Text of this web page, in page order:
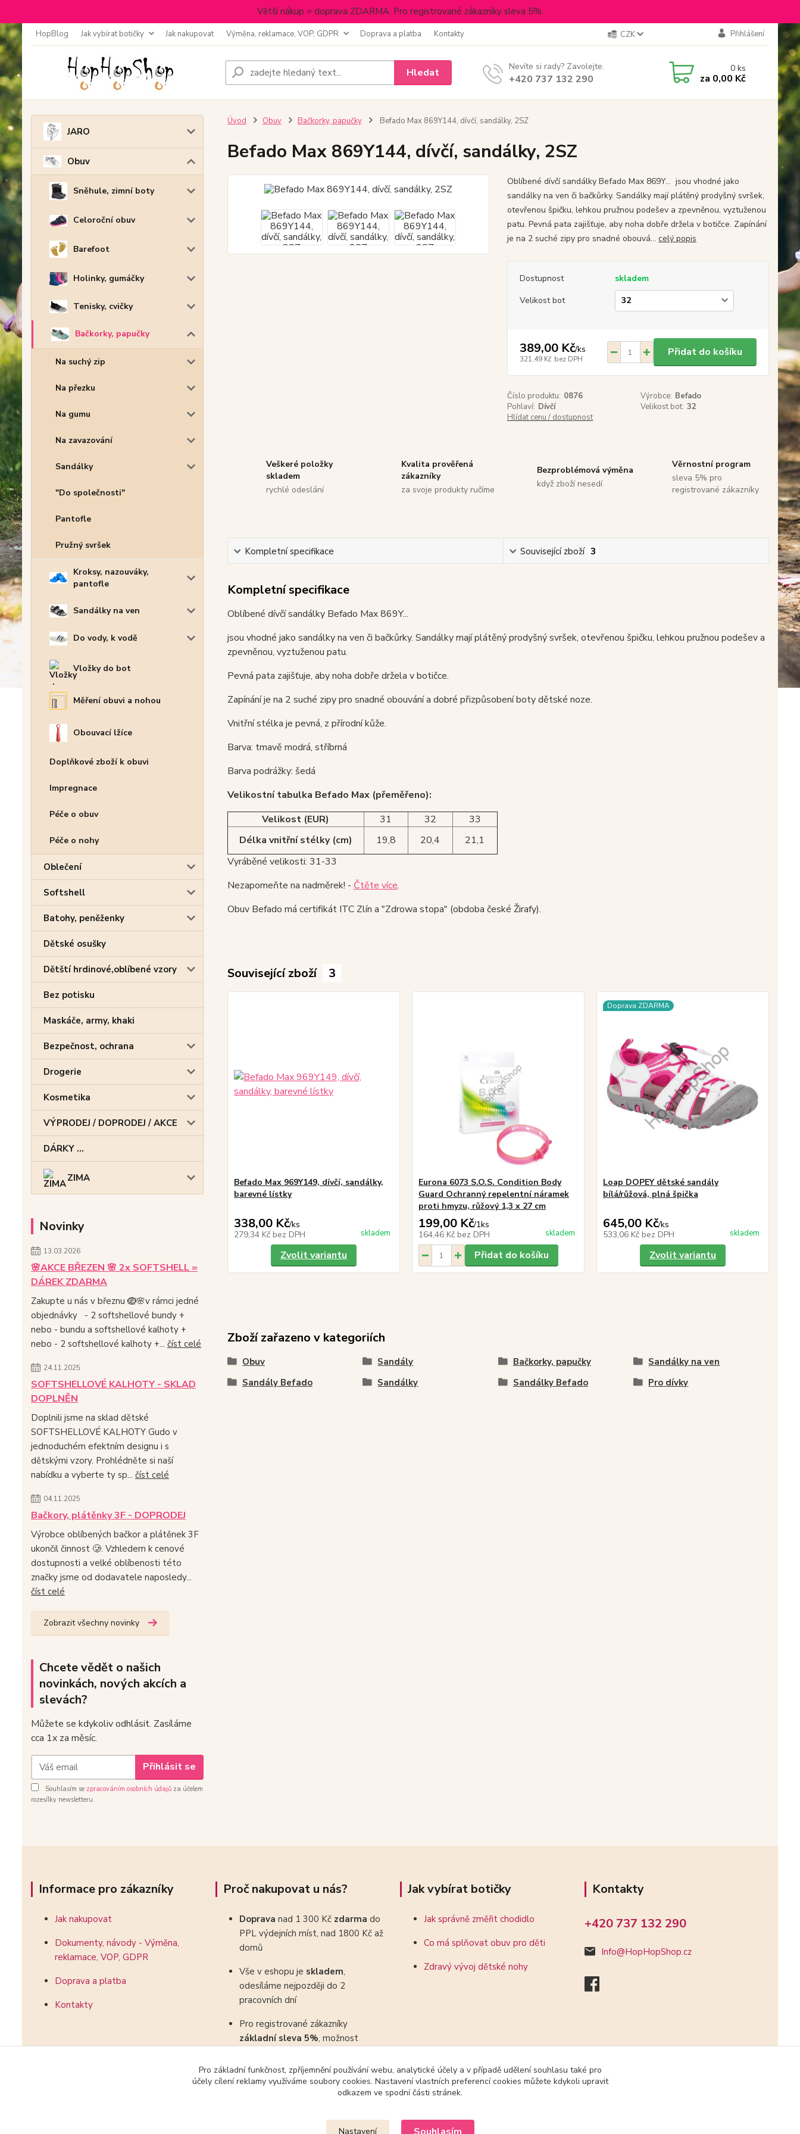
Větší nákup = doprava ZDARMA. Pro registrované zákazníky sleva 5%.
HopBlog Jak vybírat botičky Jak nakupovat Výměna, reklamace, VOP, GDPR Doprava a platba Kontakty CZK Přihlášení
Hledat Nevíte si rady? Zavolejte.
+420 737 132 290
0ks
za 0,00 Kč
JARO
Obuv
Sněhule, zimní boty
Celoroční obuv
Barefoot
Holinky, gumáčky
Tenisky, cvičky
Bačkorky, papučky
Na suchý zip
Na přezku
Na gumu
Na zavazování
Sandálky
"Do společnosti"
Pantofle
Pružný svršek
Kroksy, nazouváky,
pantofle
Sandálky na ven
Do vody, k vodě
Vložky do bot
Měření obuvi a nohou
Obouvací lžíce
Doplňkové zboží k obuvi
Impregnace
Péče o obuv
Péče o nohy
Oblečení
Softshell
Batohy, peněženky
Dětské osušky
Dětští hrdinové,oblíbené vzory
Bez potisku
Maskáče, army, khaki
Bezpečnost, ochrana
Drogerie
Kosmetika
VÝPRODEJ / DOPRODEJ / AKCE
DÁRKY ...
ZIMA
Novinky
13.03.2026
🌸AKCE BŘEZEN 🌸 2x SOFTSHELL =
DÁREK ZDARMA
Zakupte u nás v březnu 🪺🌸v rámci jedné
objednávky - 2 softshellové bundy +
nebo - bundu a softshellové kalhoty +
nebo - 2 softshellové kalhoty +... číst celé
24.11.2025
SOFTSHELLOVÉ KALHOTY - SKLAD
DOPLNĚN
Doplnili jsme na sklad dětské
SOFTSHELLOVÉ KALHOTY Gudo v
jednoduchém efektním designu i s
dětskými vzory. Prohlédněte si naší
nabídku a vyberte ty sp... číst celé
04.11.2025
Bačkory, plátěnky 3F - DOPRODEJ
Výrobce oblíbených bačkor a plátěnek 3F
ukončil činnost 🥲. Vzhledem k cenové
dostupnosti a velké oblíbenosti této
značky jsme od dodavatele naposledy...
číst celé
Zobrazit všechny novinky
Chcete vědět o našich
novinkách, nových akcích a
slevách?
Můžete se kdykoliv odhlásit. Zasíláme
cca 1x za měsíc.
Přihlásit se
Souhlasím se zpracováním osobních údajů za účelem
rozesílky newsletteru.
Úvod Obuv Bačkorky, papučky Befado Max 869Y144, dívčí, sandálky, 2SZ
Befado Max 869Y144, dívčí, sandálky, 2SZ
Oblíbené dívčí sandálky Befado Max 869Y... jsou vhodné jako
sandálky na ven či bačkůrky. Sandálky mají plátěný prodyšný svršek,
otevřenou špičku, lehkou pružnou podešev a zpevněnou, vyztuženou
patu. Pevná pata zajišťuje, aby noha dobře držela v botičce. Zapínání
je na 2 suché zipy pro snadné obouvá... celý popis
Dostupnost
skladem
Velikost bot
389,00 Kč/ks
321,49 Kč bez DPH
Přidat do košíku
Číslo produktu: 0876 Výrobce: Befado
Pohlaví: Dívčí Velikost bot: 32
Hlídat cenu / dostupnost
Veškeré položky
skladem
rychlé odeslání
Kvalita prověřená
zákazníky
za svoje produkty ručíme
Bezproblémová výměna
když zboží nesedí
Věrnostní program
sleva 5% pro
registrované zákazníky
Kompletní specifikace Související zboží 3
Kompletní specifikace
Oblíbené dívčí sandálky Befado Max 869Y...
jsou vhodné jako sandálky na ven či bačkůrky. Sandálky mají plátěný prodyšný svršek, otevřenou špičku, lehkou pružnou podešev a
zpevněnou, vyztuženou patu.
Pevná pata zajišťuje, aby noha dobře držela v botičce.
Zapínání je na 2 suché zipy pro snadné obouvání a dobré přizpůsobení boty dětské noze.
Vnitřní stélka je pevná, z přírodní kůže.
Barva: tmavě modrá, stříbrná
Barva podrážky: šedá
Velikostní tabulka Befado Max (přeměřeno):
Velikost (EUR)
31 32
33
Délka vnitřní stélky (cm)
19,8 20,4
21,1
Vyráběné velikosti: 31-33
Nezapomeňte na nadměrek! - Čtěte více.
Obuv Befado má certifikát ITC Zlín a "Zdrowa stopa" (obdoba české Žirafy).
Související zboží 3
Befado Max 969Y149, dívčí, sandálky,
barevné lístky
338,00 Kč/ks
279,34 Kč bez DPH skladem
Zvolit variantu
Eurona 6073 S.O.S. Condition Body
Guard Ochranný repelentní náramek
proti hmyzu, růžový 1,3 x 27 cm
199,00 Kč/1ks
164,46 Kč bez DPH skladem
Přidat do košíku
Doprava ZDARMA
Loap DOPEY dětské sandály
bílá/růžová, plná špička
645,00 Kč/ks
533,06 Kč bez DPH skladem
Zvolit variantu
Zboží zařazeno v kategoriích
Obuv Sandály Bačkorky, papučky
Sandálky na ven
Sandály Befado
Sandálky Sandálky Befado Pro dívky
Informace pro zákazníky
Jak nakupovat
Dokumenty, návody - Výměna,
reklamace, VOP, GDPR
Doprava a platba
Kontakty
Proč nakupovat u nás?
Doprava nad 1 300 Kč zdarma do
PPL výdejních míst, nad 1800 Kč až
domů
Vše v eshopu je skladem,
odesíláme nejpozději do 2
pracovních dní
Pro registrované zákazníky
základní sleva 5%, možnost
Jak vybírat botičky
Jak správně změřit chodidlo
Co má splňovat obuv pro děti
Zdravý vývoj dětské nohy
Kontakty
+420 737 132 290
Info@HopHopShop.cz
Upravit sběr cookies.
Pro základní funkčnost, zpříjemnění používání webu, analytické účely a v případě udělení souhlasu také pro
účely cílení reklamy využíváme soubory cookies. Nastavení vlastních preferencí cookies můžete kdykoli upravit
odkazem ve spodní části stránek.
Nastavení